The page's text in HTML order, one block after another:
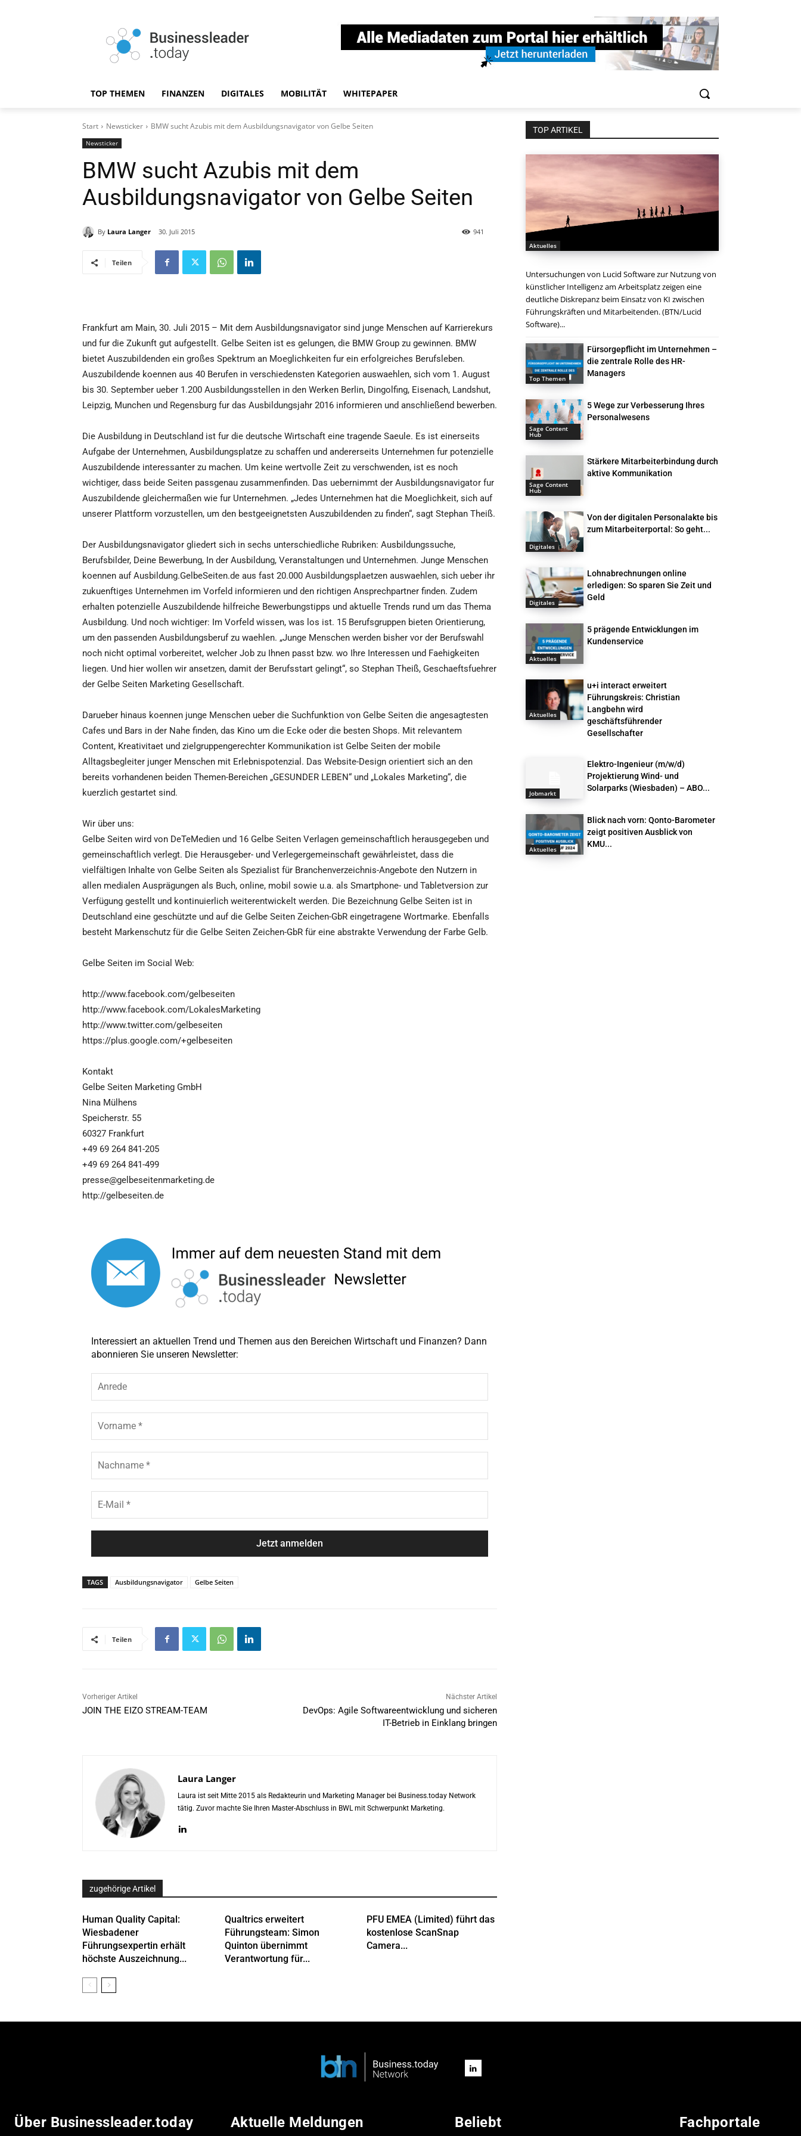
TOP THEMEN FINANZEN DIGITALES MOBILITÄT WHITEPAPER
Start Newsticker BMW sucht Azubis mit dem Ausbildungsnavigator von Gelbe Seiten
Newsticker
BMW sucht Azubis mit dem
Ausbildungsnavigator von Gelbe Seiten
By Laura Langer 30. Juli 2015 941
Teilen
Frankfurt am Main, 30. Juli 2015 – Mit dem Ausbildungsnavigator sind junge Menschen auf Karrierekurs
und fur die Zukunft gut aufgestellt. Gelbe Seiten ist es gelungen, die BMW Group zu gewinnen. BMW
bietet Auszubildenden ein großes Spektrum an Moeglichkeiten fur ein erfolgreiches Berufsleben.
Auszubildende koennen aus 40 Berufen in verschiedensten Kategorien auswaehlen, sich vom 1. August
bis 30. September ueber 1.200 Ausbildungsstellen in den Werken Berlin, Dingolfing, Eisenach, Landshut,
Leipzig, Munchen und Regensburg fur das Ausbildungsjahr 2016 informieren und anschließend bewerben.
Die Ausbildung in Deutschland ist fur die deutsche Wirtschaft eine tragende Saeule. Es ist einerseits
Aufgabe der Unternehmen, Ausbildungsplatze zu schaffen und andererseits Unternehmen fur potenzielle
Auszubildende interessanter zu machen. Um keine wertvolle Zeit zu verschwenden, ist es noch
wichtiger, dass beide Seiten passgenau zusammenfinden. Das uebernimmt der Ausbildungsnavigator fur
Auszubildende gleichermaßen wie fur Unternehmen. „Jedes Unternehmen hat die Moeglichkeit, sich auf
unserer Plattform vorzustellen, um den bestgeeignetsten Auszubildenden zu finden“, sagt Stephan Theiß.
Der Ausbildungsnavigator gliedert sich in sechs unterschiedliche Rubriken: Ausbildungssuche,
Berufsbilder, Deine Bewerbung, In der Ausbildung, Veranstaltungen und Unternehmen. Junge Menschen
koennen auf Ausbildung.GelbeSeiten.de aus fast 20.000 Ausbildungsplaetzen auswaehlen, sich ueber ihr
zukuenftiges Unternehmen im Vorfeld informieren und den richtigen Ansprechpartner finden. Zudem
erhalten potenzielle Auszubildende hilfreiche Bewerbungstipps und aktuelle Trends rund um das Thema
Ausbildung. Und noch wichtiger: Im Vorfeld wissen, was los ist. 15 Berufsgruppen bieten Orientierung,
um den passenden Ausbildungsberuf zu waehlen. „Junge Menschen werden bisher vor der Berufswahl
noch nicht optimal vorbereitet, welcher Job zu Ihnen passt bzw. wo Ihre Interessen und Faehigkeiten
liegen. Und hier wollen wir ansetzen, damit der Berufsstart gelingt“, so Stephan Theiß, Geschaeftsfuehrer
der Gelbe Seiten Marketing Gesellschaft.
Darueber hinaus koennen junge Menschen ueber die Suchfunktion von Gelbe Seiten die angesagtesten
Cafes und Bars in der Nahe finden, das Kino um die Ecke oder die besten Shops. Mit relevantem
Content, Kreativitaet und zielgruppengerechter Kommunikation ist Gelbe Seiten der mobile
Alltagsbegleiter junger Menschen mit Erlebnispotenzial. Das Website-Design orientiert sich an den
bereits vorhandenen beiden Themen-Bereichen „GESUNDER LEBEN“ und „Lokales Marketing“, die
kuerzlich gestartet sind.
Wir über uns:
Gelbe Seiten wird von DeTeMedien und 16 Gelbe Seiten Verlagen gemeinschaftlich herausgegeben und
gemeinschaftlich verlegt. Die Herausgeber- und Verlegergemeinschaft gewährleistet, dass die
vielfältigen Inhalte von Gelbe Seiten als Spezialist für Branchenverzeichnis-Angebote den Nutzern in
allen medialen Ausprägungen als Buch, online, mobil sowie u.a. als Smartphone- und Tabletversion zur
Verfügung gestellt und kontinuierlich weiterentwickelt werden. Die Bezeichnung Gelbe Seiten ist in
Deutschland eine geschützte und auf die Gelbe Seiten Zeichen-GbR eingetragene Wortmarke. Ebenfalls
besteht Markenschutz für die Gelbe Seiten Zeichen-GbR für eine abstrakte Verwendung der Farbe Gelb.
Gelbe Seiten im Social Web:
http://www.facebook.com/gelbeseiten
http://www.facebook.com/LokalesMarketing
http://www.twitter.com/gelbeseiten
https://plus.google.com/+gelbeseiten
Kontakt
Gelbe Seiten Marketing GmbH
Nina Mülhens
Speicherstr. 55
60327 Frankfurt
+49 69 264 841-205
+49 69 264 841-499
presse@gelbeseitenmarketing.de
http://gelbeseiten.de
Interessiert an aktuellen Trend und Themen aus den Bereichen Wirtschaft und Finanzen? Dann
abonnieren Sie unseren Newsletter:
r
e
r
n
c
h
M
a
TAGS Ausbildungsnavigator Gelbe Seiten
Teilen
Vorheriger Artikel
JOIN THE EIZO STREAM-TEAM
Nächster Artikel
DevOps: Agile Softwareentwicklung und sicheren
IT-Betrieb in Einklang bringen
Laura Langer
Laura ist seit Mitte 2015 als Redakteurin und Marketing Manager bei Business.today Network
tätig. Zuvor machte Sie Ihren Master-Abschluss in BWL mit Schwerpunkt Marketing.
zugehörige Artikel
Human Quality Capital:
Wiesbadener
Führungsexpertin erhält
höchste Auszeichnung...
Qualtrics erweitert
Führungsteam: Simon
Quinton übernimmt
Verantwortung für...
PFU EMEA (Limited) führt das
kostenlose ScanSnap
Camera...
TOP ARTIKEL
Aktuelles
Untersuchungen von Lucid Software zur Nutzung von
künstlicher Intelligenz am Arbeitsplatz zeigen eine
deutliche Diskrepanz beim Einsatz von KI zwischen
Führungskräften und Mitarbeitenden. (BTN/Lucid
Software)...
Top Themen
Fürsorgepflicht im Unternehmen –
die zentrale Rolle des HR-
Managers
Sage Content
Hub
5 Wege zur Verbesserung Ihres
Personalwesens
Sage Content
Hub
Stärkere Mitarbeiterbindung durch
aktive Kommunikation
Digitales
Von der digitalen Personalakte bis
zum Mitarbeiterportal: So geht...
Digitales
Lohnabrechnungen online
erledigen: So sparen Sie Zeit und
Geld
Aktuelles
5 prägende Entwicklungen im
Kundenservice
Aktuelles
u+i interact erweitert
Führungskreis: Christian
Langbehn wird
geschäftsführender
Gesellschafter
Jobmarkt
Elektro-Ingenieur (m/w/d)
Projektierung Wind- und
Solarparks (Wiesbaden) – ABO...
Aktuelles
Blick nach vorn: Qonto-Barometer
zeigt positiven Ausblick von
KMU...
Über Businessleader.today Aktuelle Meldungen Beliebt Fachportale